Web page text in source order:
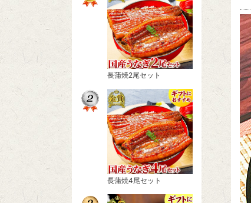
長蒲焼2尾セット
長蒲焼4尾セット